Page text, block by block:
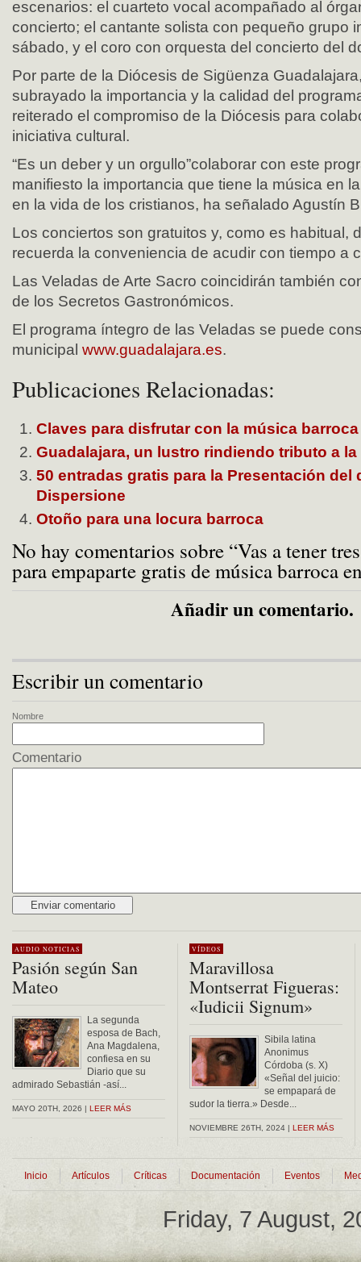
escenarios: el cuarteto vocal acompañado al
concierto; el cantante solista con pequeño grupo
sábado, y el coro con orquesta del concierto del
Por parte de la Diócesis de Sigüenza
subrayado la importancia y la calidad del
reiterado el compromiso de la Diócesis para
iniciativa cultural.
“Es un deber y un orgullo”colaborar con este
manifiesto la importancia que tiene la música en
en la vida de los cristianos, ha señalado Agustín
Los conciertos son gratuitos y, como es habitual,
recuerda la conveniencia de acudir con tiempo a
Las Veladas de Arte Sacro coincidirán también
de los Secretos Gastronómicos.
El programa íntegro de las Veladas se puede
municipal www.guadalajara.es.
Publicaciones Relacionadas:
Claves para disfrutar con la música barroca
Guadalajara, un lustro rindiendo tributo a
50 entradas gratis para la Presentación del
Dispersione
Otoño para una locura barroca
No hay comentarios sobre “Vas a tener
para empaparte gratis de música barroca
Añadir un comentario.
Escribir un comentario
Nombre
Comentario
AUDIO NOTICIAS
Pasión según San
Mateo
La segunda
esposa de Bach,
Ana Magdalena,
confiesa en su
Diario que su
admirado Sebastián -así...
MAYO 20TH, 2026 | LEER MÁS
VÍDEOS
Maravillosa
Montserrat Figueras:
«Iudicii Signum»
Sibila latina
Anonimus
Córdoba (s. X)
«Señal del juicio:
se empapará de
sudor la tierra.» Desde...
NOVIEMBRE 26TH, 2024 | LEER MÁS
Inicio Artículos Críticas Documentación Eventos
Friday, 7 August,